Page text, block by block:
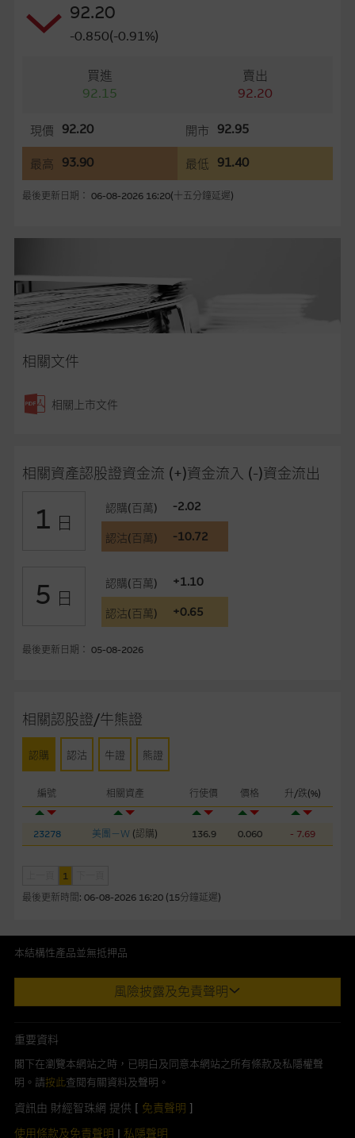
92.20
-0.850(-0.91%)
買進
92.15
賣出
92.20
現價 92.20 開市 92.95
最高 93.90 最低 91.40
最後更新日期： 06-08-2026 16:20(十五分鐘延遲)
相關文件
相關上市文件
相關資產認股證資金流 (+)資金流入 (-)資金流出
1 日
認購(百萬) -2.02
認沽(百萬) -10.72
5 日
認購(百萬) +1.10
認沽(百萬) +0.65
最後更新日期： 05-08-2026
相關認股證/牛熊證
認購 認沽 牛證 熊證
編號 相關資產 行使價 價格 升/跌(%)
23278 美團－Ｗ (認購) 136.9 0.060 - 7.69
1
最後更新時間: 06-08-2026 16:20 (15分鐘延遲)
供。惟麥格理集團並無核實所有網站內容，故就閣下的目的而
言，網站內容可能未必完整或準確。麥格理集團不會，亦沒有義
容所載的意見、預測及其他資料可予更改或刪除，而毋須作出通
任何指示價格報價、公開資料或分析是基於我們相信的假設及參
數而預備的，不構成我們提出的意見。所用假設及參數並非唯一
可以合理選擇到的，因此並不保證該類報價單、公開資料或分析
表現或回報將來會實現。過去業績並不保證將來表現。網站內容
而，麥格理集團不作陳述，亦不保證網站內容在任何用途上均完
及合時性負上責任，除非這是有關適用的的法律及/或法規所規
定。
網站內容不構成要約及徵求要約，或作為任何合約的根據，以購
準備的資料編製而成，但不包括麥格理集團職員所知的資料。
整、合時及準確，對任何因任何形式(包括疏忽)由於網站內容的
或損毀，亦一概不會承擔責任或債務。
本使用條款的所有方面均受香港法例管限。
與結構性產品有關的風險
結構性產品並無抵押品，如發行人無力償債或違約，投資者可能
無法收回部份或全部應收款項。結構性產品價格可升可跌。過往
表現並不反映未來表現。產品的第二市場可能有限而麥格理資本
備有強制贖回機制可能被提早終止，届時(i) N類牛熊證投資者會
損失全部投資；而(ii)R類牛熊證之剩餘價值則可能為零。
本網站或載有連接非由麥格理集團管理的網站的連結。此等連結
理集團對此等網站的內容及所介紹的產品或服務，均無任何操控
適，不作任何聲明。麥格理集團建議閣下自行向本網站述及或連
接的第三者查詢。此外，載有第三者網站的連結，不應視為該第
本網站雖連接第三者管理的網站，但麥格理集團並非授權網站瀏
部分可經本網站連結下載的軟件程式屬於第三者的產品。閣下使
用此等屬於第三者的軟件，須自負全責。此等軟件的使用，可能
受軟件持有人訂出的使用條款約束。
本結構性產品並無抵押品
此內容來自我們在所示日期時認為可靠之來源，且均以真誠提供。然
而，Macquarie Capital Limited (CE No. AAC 534)(「 MCL 」)不作陳
亦不為資料的準確程度、完整性及合時性負上責任。
本網址由香港證券及期貨事務監察委員會註冊交易商MCL提供。MCL為
本文所提及上市股份有關的Macquarie Bank Limited (ABN 46 008
及/或流通量提供者。本網站內容僅為香港居民設計，並只供香港市民使
用，不適用於美國人或其他國家之居民。本網址提供之任何資料包括任
風險披露及免責聲明
重要資料
閣下在瀏覽本網站之時，已明白及同意本網站之所有條款及私隱權聲
明。請按此查閱有關資料及聲明。
資訊由 財經智珠網 提供 [ 免責聲明 ]
使用條款及免責聲明 | 私隱聲明